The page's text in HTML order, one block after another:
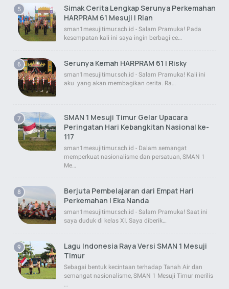
Simak Cerita Lengkap Serunya Perkemahan
HARPRAM 61 Mesuji | Rian
sman1mesujitimur.sch.id - Salam Pramuka! Pada
kesempatan kali ini saya ingin berbagi ce…
Serunya Kemah HARPRAM 61 | Risky
sman1mesujitimur.sch.id - Salam Pramuka! Kali ini
aku yang akan membagikan cerita. Ra…
SMAN 1 Mesuji Timur Gelar Upacara
Peringatan Hari Kebangkitan Nasional ke-
117
sman1mesujitimur.sch.id - Dalam semangat
memperkuat nasionalisme dan persatuan, SMAN 1
Me…
Berjuta Pembelajaran dari Empat Hari
Perkemahan | Eka Nanda
sman1mesujitimur.sch.id - Salam Pramuka! Saat ini
saya duduk di kelas XI. Saya diberik…
Lagu Indonesia Raya Versi SMAN 1 Mesuji
Timur
Sebagai bentuk kecintaan terhadap Tanah Air dan
semangat nasionalisme, SMAN 1 Mesuji Timur merilis
…